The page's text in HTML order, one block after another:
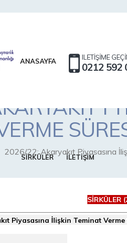
ANASAYFA ILETİŞİME
0212 592
SİRKÜLER İLETİŞİM
2026/22: Akaryakıt Piyasasına
SİRKÜLER
Piyasasına İlişkin Teminat
VUK